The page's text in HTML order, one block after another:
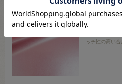
合皮生地 メ
58M.メタリ
ッチ性の高い合